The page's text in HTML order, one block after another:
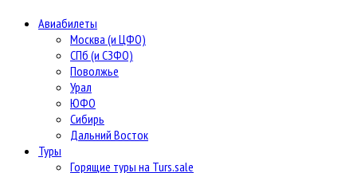
Авиабилеты
Москва (и ЦФО)
СПб (и СЗФО)
Поволжье
Урал
ЮФО
Сибирь
Дальний Восток
Туры
Горящие туры на Turs.sale